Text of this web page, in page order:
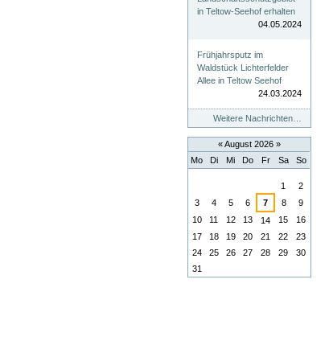
in Teltow-Seehof erhalten
04.05.2024
Frühjahrsputz im
Waldstück Lichterfelder
Allee in Teltow Seehof
24.03.2024
Weitere Nachrichten…
«August 2026 »
Mo Di Mi Do Fr Sa So
1
2
3
4 5 6 7 8
9
10
11 12 13 14 15
16
17
18 19 20 21 22
23
24
25 26 27 28 29
30
31